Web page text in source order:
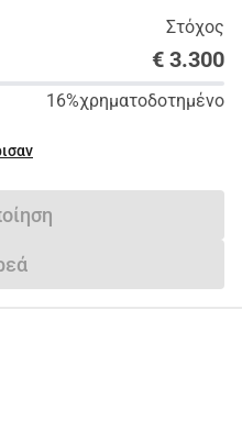
Στόχος
€ 3.300
16%χρηματοδοτημένο